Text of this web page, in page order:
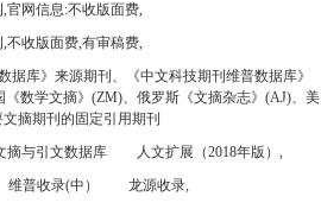
官网信息:不收版面费,
不收版面费,有审稿费,
库》来源期刊、《中文科技期刊维普数据库》
数学文摘》(ZM)、俄罗斯《文摘杂志》(AJ)、美
摘期刊的固定引用期刊
摘与引文数据库
人文扩展（2018年版）,
维普收录(中）
龙源收录,